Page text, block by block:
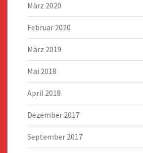
März 2020
Februar 2020
März 2019
Mai 2018
April 2018
Dezember 2017
September 2017